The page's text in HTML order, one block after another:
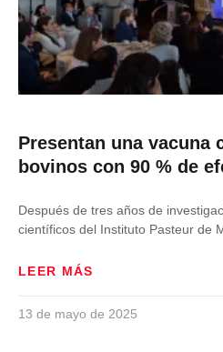
Presentan una vacuna
bovinos con 90 % de
Después de tres años de
científicos del Instituto Pasteur de
LEER MÁS
13 de mayo de 2025